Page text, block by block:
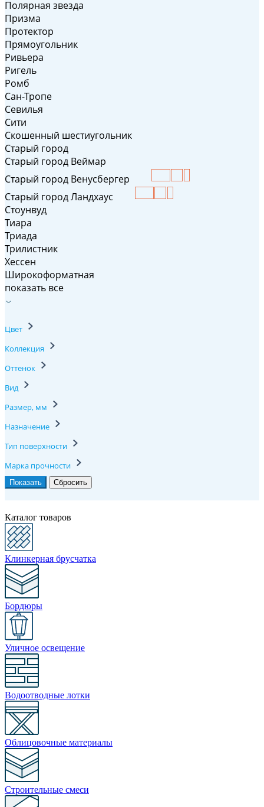
Полярная звезда
Призма
Протектор
Прямоугольник
Ривьера
Ригель
Ромб
Сан-Тропе
Севилья
Сити
Скошенный шестиугольник
Старый город
Старый город Веймар
Старый город Венусбергер
Старый город Ландхаус
Стоунвуд
Тиара
Триада
Трилистник
Хессен
Широкоформатная
показать все
Цвет
Коллекция
Оттенок
Вид
Размер, мм
Назначение
Тип поверхности
Марка прочности
Каталог товаров
Клинкерная брусчатка
Бордюры
Уличное освещение
Водоотводные лотки
Облицовочные материалы
Строительные смеси